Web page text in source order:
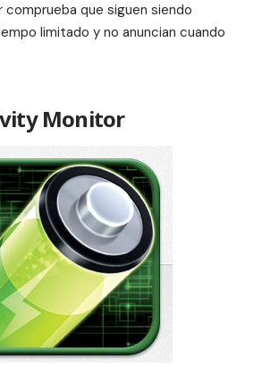
que siguen siendo
limitado y no anuncian cuando
Monitor